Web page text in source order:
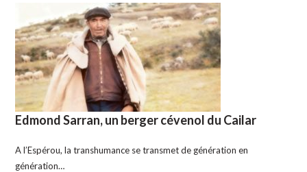
Edmond Sarran, un berger cévenol du Cailar
A l’Espérou, la transhumance se transmet de génération en
génération…